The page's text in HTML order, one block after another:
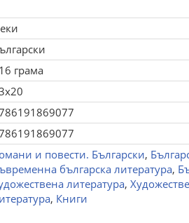
грама
и повести. Български,
българска литература,
литература,
, Книги